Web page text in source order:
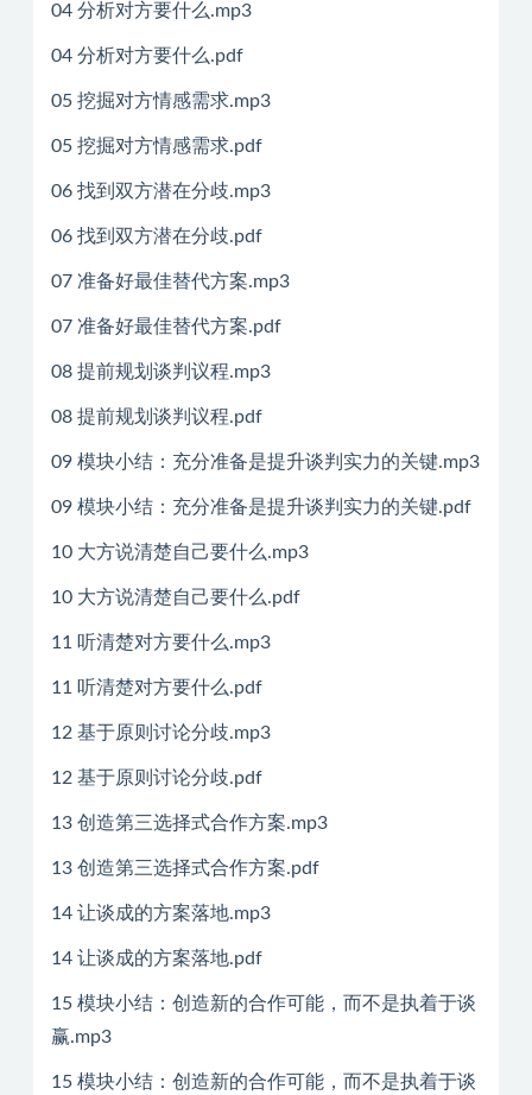
04 分析对方要什么.mp3
04 分析对方要什么.pdf
05 挖掘对方情感需求.mp3
05 挖掘对方情感需求.pdf
06 找到双方潜在分歧.mp3
06 找到双方潜在分歧.pdf
07 准备好最佳替代方案.mp3
07 准备好最佳替代方案.pdf
08 提前规划谈判议程.mp3
08 提前规划谈判议程.pdf
09 模块小结：充分准备是提升谈判实力的关键.mp3
09 模块小结：充分准备是提升谈判实力的关键.pdf
10 大方说清楚自己要什么.mp3
10 大方说清楚自己要什么.pdf
11 听清楚对方要什么.mp3
11 听清楚对方要什么.pdf
12 基于原则讨论分歧.mp3
12 基于原则讨论分歧.pdf
13 创造第三选择式合作方案.mp3
13 创造第三选择式合作方案.pdf
14 让谈成的方案落地.mp3
14 让谈成的方案落地.pdf
15 模块小结：创造新的合作可能，而不是执着于谈
赢.mp3
15 模块小结：创造新的合作可能，而不是执着于谈